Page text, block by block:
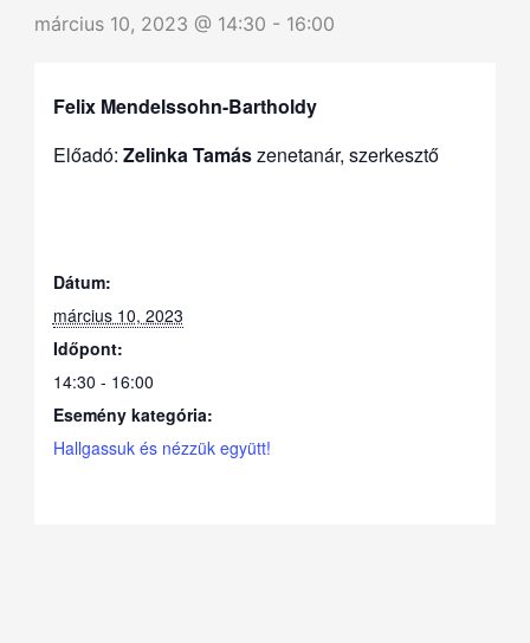
március 10, 2023 @ 14:30 - 16:00
Felix Mendelssohn-Bartholdy
Előadó: Zelinka Tamászenetanár, szerkesztő
Dátum:
március 10, 2023
Időpont:
14:30 - 16:00
Esemény kategória:
Hallgassuk és nézzük együtt!